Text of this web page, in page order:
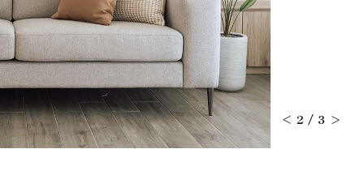
2 / 3